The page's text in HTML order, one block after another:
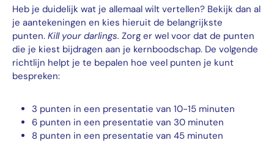
Heb je duidelijk wat je allemaal wilt vertellen? Bekijk dan al
je aantekeningen en kies hieruit de belangrijkste
punten. Kill your darlings. Zorg er wel voor dat de punten
die je kiest bijdragen aan je kernboodschap. De volgende
richtlijn helpt je te bepalen hoe veel punten je kunt
bespreken:
3 punten in een presentatie van 10-15 minuten
6 punten in een presentatie van 30 minuten
8 punten in een presentatie van 45 minuten